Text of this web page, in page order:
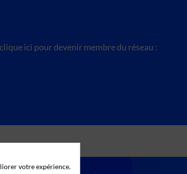
ici pour devenir membre du réseau :
votre expérience.